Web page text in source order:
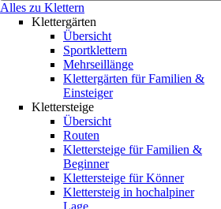
Alles zu Klettern
Klettergärten
Übersicht
Sportklettern
Mehrseillänge
Klettergärten für Familien &
Einsteiger
Klettersteige
Übersicht
Routen
Klettersteige für Familien &
Beginner
Klettersteige für Könner
Klettersteig in hochalpiner
Lage